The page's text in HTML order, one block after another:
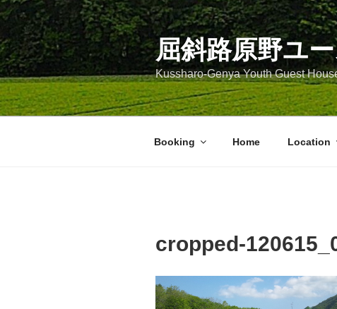
コ
テ
ン
ツ
へ
ス
屈斜路原野ユ
Kussharo-Genya Youth Guest
Booking Home Location
cropped-